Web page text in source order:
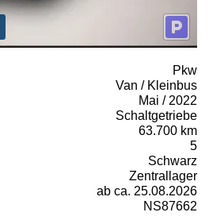
Pkw
Van / Kleinbus
Mai / 2022
Schaltgetriebe
63.700 km
5
Schwarz
Zentrallager
ab ca. 25.08.2026
NS87662